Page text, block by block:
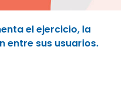
el ejercicio, la
entre sus usuarios.